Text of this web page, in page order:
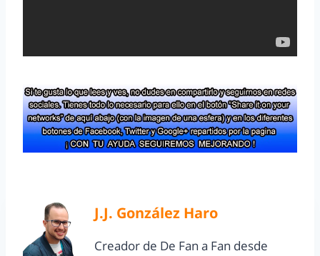
J.J. González Haro
Creador de De Fan a Fan desde